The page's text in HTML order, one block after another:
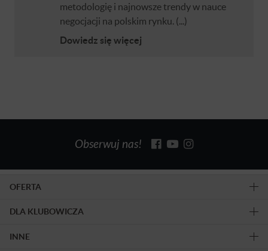
metodologię i najnowsze trendy w nauce
negocjacji na polskim rynku. (...)
Dowiedz się więcej
Obserwuj nas!
OFERTA
DLA KLUBOWICZA
INNE